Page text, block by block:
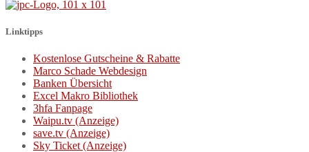
Linktipps
Kostenlose Gutscheine & Rabatte
Marco Schade Webdesign
Banken Übersicht
Excel Makro Bibliothek
3hfa Fanpage
Waipu.tv (Anzeige)
save.tv (Anzeige)
Sky Ticket (Anzeige)